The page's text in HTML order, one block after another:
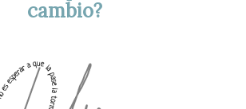
cambio?